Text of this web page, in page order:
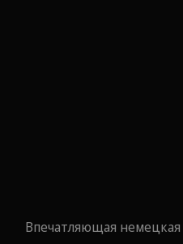
Впечатляющая